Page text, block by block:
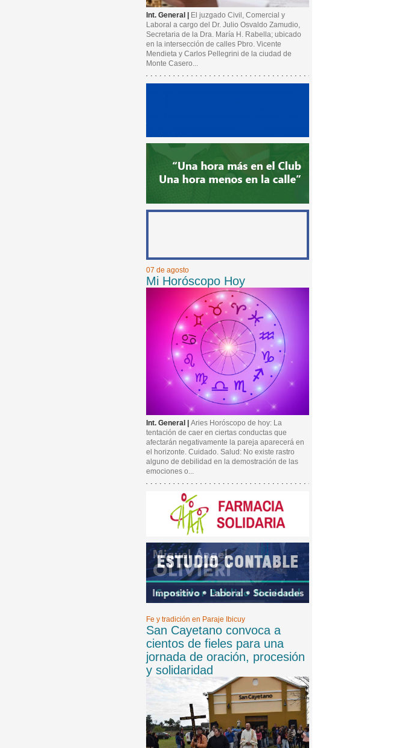
Int. General |
El juzgado Civil, Comercial y
Laboral a cargo del Dr. Julio Osvaldo Zamudio,
Secretaria de la Dra. María H. Rabella; ubicado
en la intersección de calles Pbro. Vicente
Mendieta y Carlos Pellegrini de la ciudad de
Monte Casero...
07 de agosto
Mi Horóscopo Hoy
Int. General | Aries Horóscopo de hoy: La
tentación de caer en ciertas conductas que
afectarán negativamente la pareja aparecerá en
el horizonte. Cuidado. Salud: No existe rastro
alguno de debilidad en la demostración de las
emociones o...
Fe y tradición en Paraje Ibicuy
San Cayetano convoca a
cientos de fieles para una
jornada de oración, procesión
y solidaridad